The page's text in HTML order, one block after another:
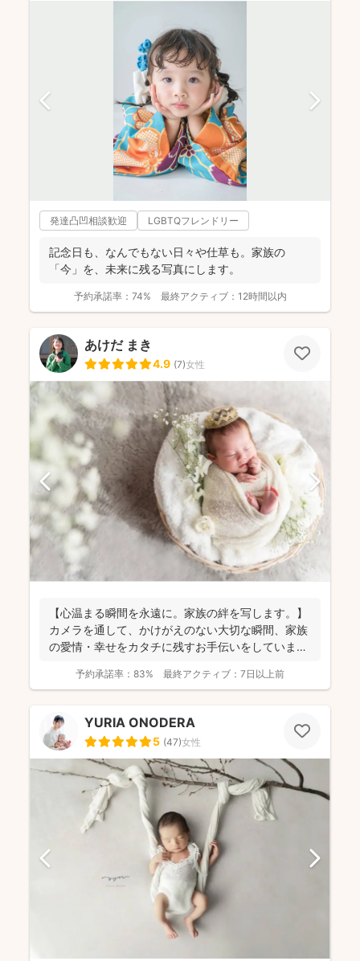
発達凸凹相談歓迎 LGBTQフレンドリー
記念日も、なんでもない日々や仕草も。家族の
「今」を、未来に残る写真にします。
予約承諾率： 74% 最終アクティブ： 12時間以内
あけだ まき
4.9 (7)女性
【心温まる瞬間を永遠に。家族の絆を写します。】
カメラを通して、かけがえのない大切な瞬間、家族
の愛情・幸せをカタチに残すお手伝いをしていま
予約承諾率： 83% 最終アクティブ： 7日以上前
YURIA ONODERA
5 (47)女性